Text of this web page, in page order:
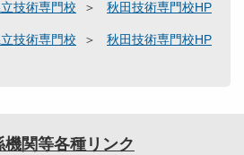
技術専門校 秋田技術専門校HP
技術専門校
秋田技術専門校HP
機関等各種リンク